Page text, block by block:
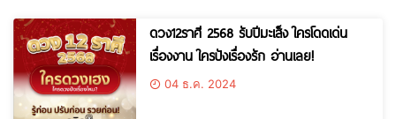
ดวง12ราศี 2568 รับปีมะเส็ง ใครโดดเด่น
เรื่องงาน ใครปังเรื่องรัก อ่านเลย!
04 ธ.ค. 2024